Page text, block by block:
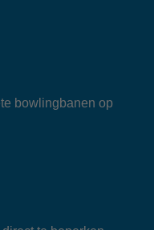
bowlingbanen op